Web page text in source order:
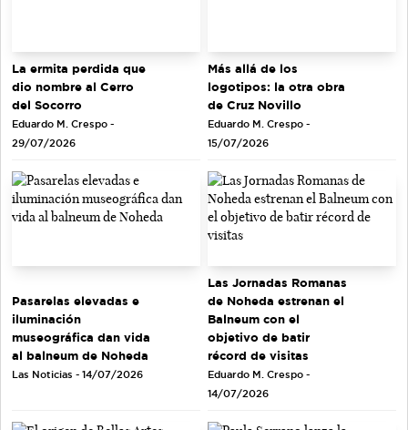
La ermita perdida que
dio nombre al Cerro
del Socorro
Eduardo M. Crespo -
29/07/2026
Más allá de los
logotipos: la otra obra
de Cruz Novillo
Eduardo M. Crespo -
15/07/2026
Pasarelas elevadas e
iluminación
museográfica dan vida
al balneum de Noheda
Las Noticias - 14/07/2026
Las Jornadas Romanas
de Noheda estrenan el
Balneum con el
objetivo de batir
récord de visitas
Eduardo M. Crespo -
14/07/2026